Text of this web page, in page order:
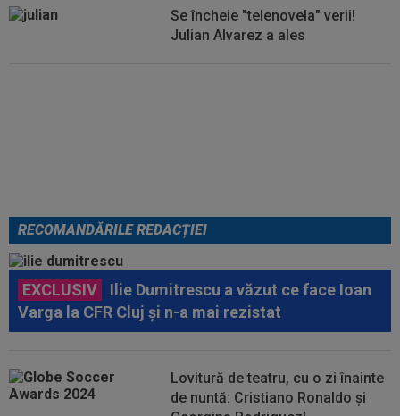
Se încheie "telenovela" verii!
Julian Alvarez a ales
RECOMANDĂRILE REDACȚIEI
EXCLUSIV
Ilie Dumitrescu a văzut ce face Ioan
Varga la CFR Cluj și n-a mai rezistat
Lovitură de teatru, cu o zi înainte
de nuntă: Cristiano Ronaldo și